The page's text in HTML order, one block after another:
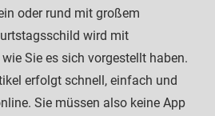
oder rund mit großem
wird mit
Sie es sich vorgestellt haben.
erfolgt schnell, einfach und
Sie müssen also keine App